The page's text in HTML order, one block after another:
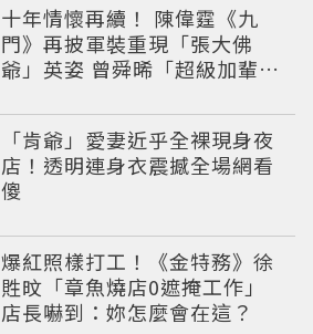
十年情懷再續！ 陳偉霆《九
門》再披軍裝重現「張大佛
爺」英姿 曾舜晞「超級加輩」
「肯爺」愛妻近乎全裸現身夜
店！透明連身衣震撼全場網看
傻
爆紅照樣打工！《金特務》徐
貹旼「章魚燒店0遮掩工作」
店長嚇到：妳怎麼會在這？